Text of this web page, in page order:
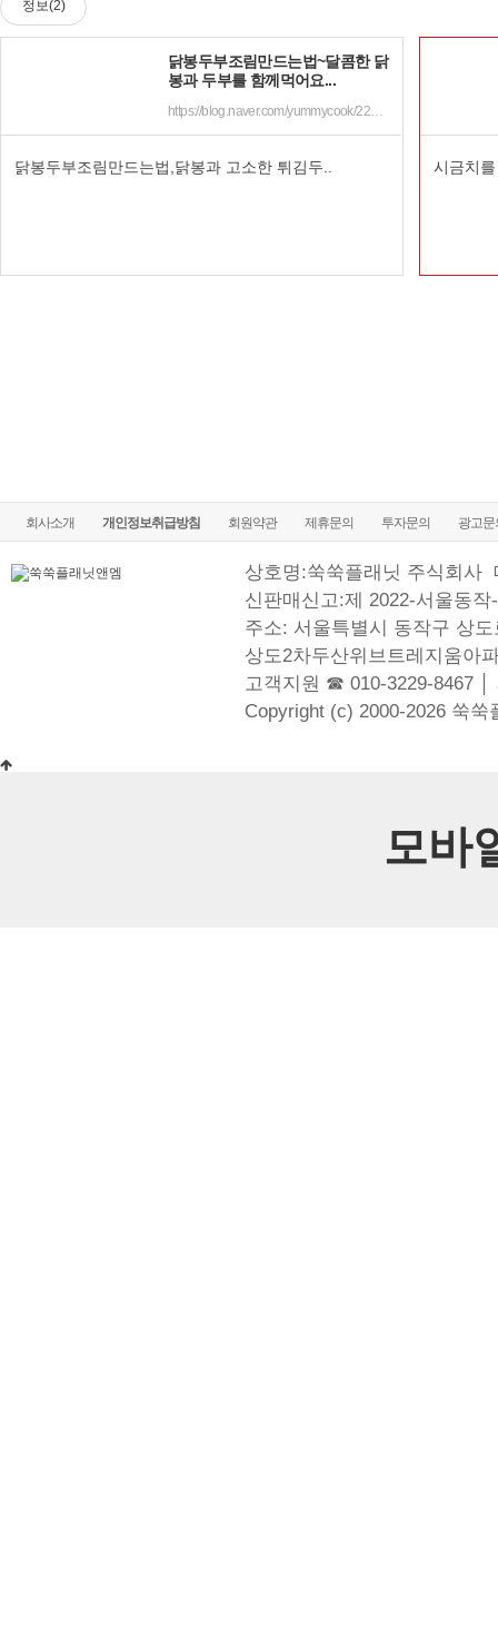
정보(2)
닭봉두부조림만드는법~달콤한 닭
봉과 두부를 함께먹어요...
닭봉두부조림만드는법,닭봉과 고소한 튀김두.. 시금치
회사소개 개인정보취급방침 회원약관 제휴문의 투자문의 광고문
상호명:쑥쑥플래닛 주식회사
신판매신고:제 2022-서울동작
주소: 서울특별시 동작구 상
상도2차두산위브트레지움아
고객지원 ☎ 010-3229-8467 │
Copyright (c) 2000-2026 쑥
모바